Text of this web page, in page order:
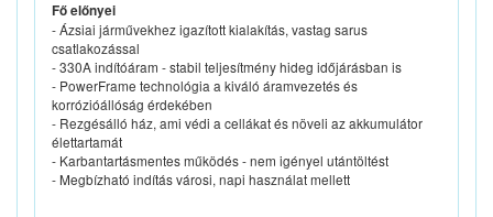
Fő előnyei
- Ázsiai járművekhez igazított kialakítás, vastag sarus
csatlakozással
- 330A indítóáram - stabil teljesítmény hideg időjárásban is
- PowerFrame technológia a kiváló áramvezetés és
korrózióállóság érdekében
- Rezgésálló ház, ami védi a cellákat és növeli az akkumulátor
élettartamát
- Karbantartásmentes működés - nem igényel utántöltést
- Megbízható indítás városi, napi használat mellett